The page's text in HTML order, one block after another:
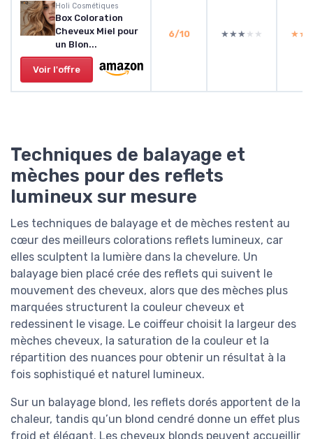
Holi Cosmétiques
Box Coloration
Cheveux Miel pour
un Blon...
Voir l'offre
6/10 ★★★★★
★★★★★
Techniques de balayage et
mèches pour des reflets
lumineux sur mesure
Les techniques de balayage et de mèches restent au
cœur des meilleurs colorations reflets lumineux, car
elles sculptent la lumière dans la chevelure. Un
balayage bien placé crée des reflets qui suivent le
mouvement des cheveux, alors que des mèches plus
marquées structurent la couleur cheveux et
redessinent le visage. Le coiffeur choisit la largeur des
mèches cheveux, la saturation de la couleur et la
répartition des nuances pour obtenir un résultat à la
fois sophistiqué et naturel lumineux.
Sur un balayage blond, les reflets dorés apportent de la
chaleur, tandis qu’un blond cendré donne un effet plus
froid et élégant. Les cheveux blonds peuvent accueillir